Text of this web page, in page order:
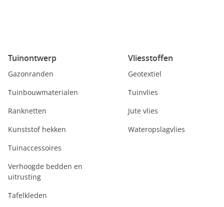
Tuinontwerp
Gazonranden
Tuinbouwmaterialen
Ranknetten
Kunststof hekken
Tuinaccessoires
Verhoogde bedden en
uitrusting
Tafelkleden
Vliesstoffen
Geotextiel
Tuinvlies
Jute vlies
Wateropslagvlies